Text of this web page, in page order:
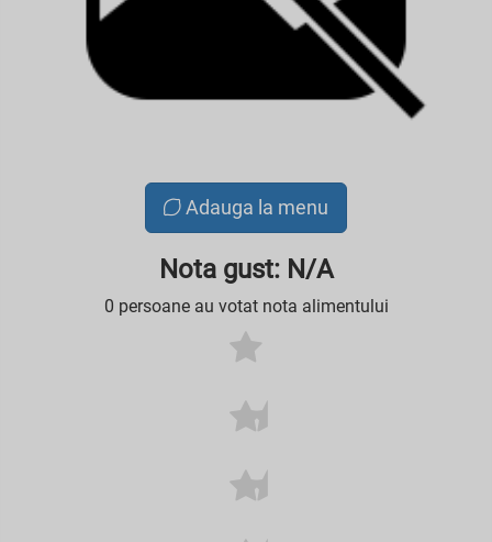
Adauga la menu
Nota gust: N/A
0 persoane au votat nota alimentului